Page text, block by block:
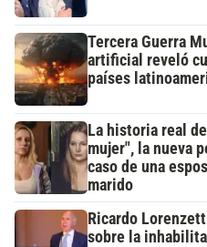
Tercera Guerra
artificial reveló
países
La historia real
mujer", la nueva
caso de una
marido
Ricardo
sobre la